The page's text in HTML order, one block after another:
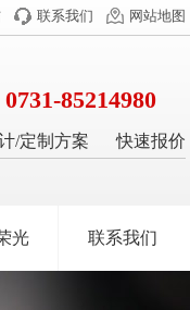
联系我们 网站地图
0731-85214980
/定制方案 快速报价
光 联系我们